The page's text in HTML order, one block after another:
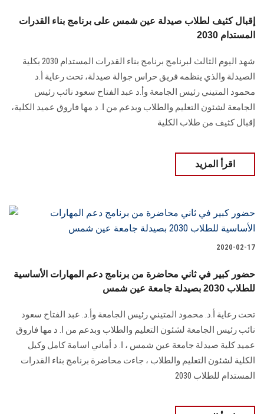
إقبال كثيف لطلاب صيدلة عين شمس على برنامج بناء القدرات
المستدام 2030
شهد اليوم الثالث لبرنامج برنامج بناء القدرات المستدام 2030 بكلية
الصيدلة والذي ينظمه فريق حراس جوالة صيدلة، تحت رعاية أ.د
محمود المتيني رئيس الجامعة وأ.د عبد الفتاح سعود نائب رئيس
الجامعة لشئون التعليم والطلاب وبدعم من ا. د مها فاروق عميد الكلية،
إقبال كثيف من طلاب الكلية
اقرأ المزيد
2020-02-17
حضور كبير في ثاني محاضرة من برنامج دعم المهارات الأساسية
للطلاب 2030 بصيدلة جامعة عين شمس
تحت رعاية أ.د. محمود المتيني رئيس الجامعة وأ.د. عبد الفتاح سعود
نائب رئيس الجامعة لشئون التعليم والطلاب وبدعم من ا. د مها فاروق
عميد كلية صيدلة جامعة عين شمس ، ا. د أماني اسامة كامل وكيل
الكلية لشئون التعليم والطلاب ، جاءت محاضرة برنامج بناء القدرات
المستدام للطلاب 2030